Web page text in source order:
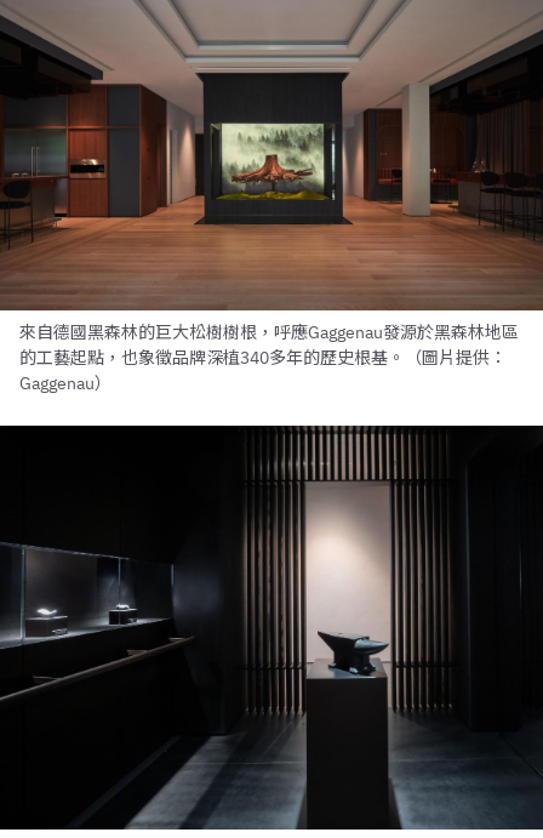
來自德國黑森林的巨大松樹樹根，呼應Gaggenau發源於黑森林地區
的工藝起點，也象徵品牌深植340多年的歷史根基。（圖片提供：
Gaggenau）